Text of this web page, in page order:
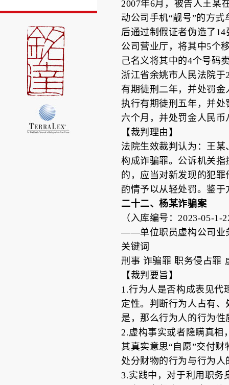
2007年6月，被告人王某
动公司手机“靓号”的方
后通过制假证者伪造了
公司营业厅，将其中5个
己名义将其中的4个号码
浙江省余姚市人民法院于
有期徒刑二年，并处罚
执行有期徒刑五年，并
六个月，并处罚金人民
【裁判理由】
法院生效裁判认为：王
构成诈骗罪。公诉机关
的，应当对新发现的犯
酌情予以从轻处罚。鉴
二十二、杨某诈骗案
（入库编号：2023-05-1-
——单位职员虚构公司业
关键词
刑事 诈骗罪 职务侵占罪
【裁判要旨】
1.行为人是否构成表见代
定性。判断行为人占有
是，那么行为人的行为
2.虚构事实或者隐瞒真相
其真实意思“自愿”交付
处分财物的行为与行为
3.实践中，对于利用职务